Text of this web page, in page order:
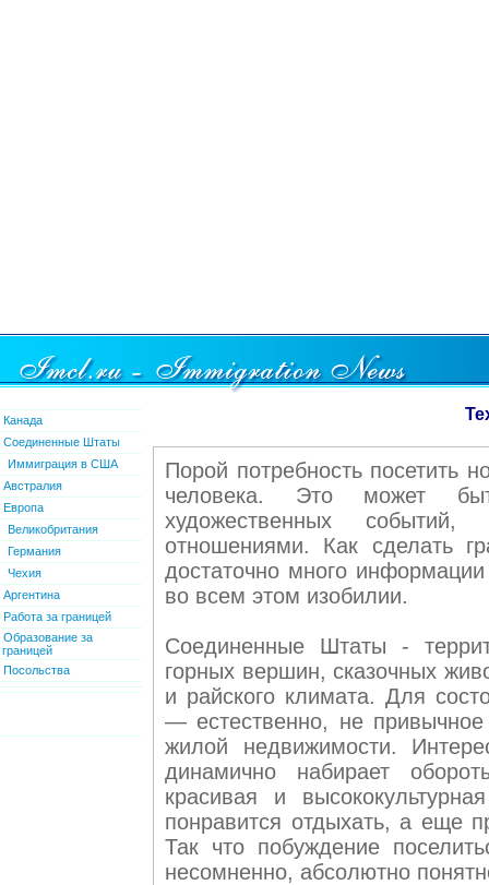
Канада
Соединенные Штаты
Иммиграция в США
Австралия
Европа
Великобритания
Германия
Чехия
Аргентина
Работа за границей
Образование за
границей
Посольства
Порой потребность посетить
человека. Это может
художественных
отношениями. Как сделать
достаточно много
во всем этом изобилии.
Соединенные Штаты -
горных вершин, сказочных
и райского климата. Для
— естественно, не
жилой недвижимости.
динамично набирает
красивая и
понравится отдыхать, а еще
Так что побуждение
несомненно, абсолютно